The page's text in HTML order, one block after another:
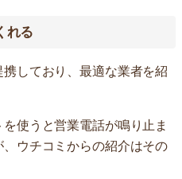
れる
しており、最適な業者を紹
使うと営業電話が鳴り止ま
ウチコミからの紹介はその